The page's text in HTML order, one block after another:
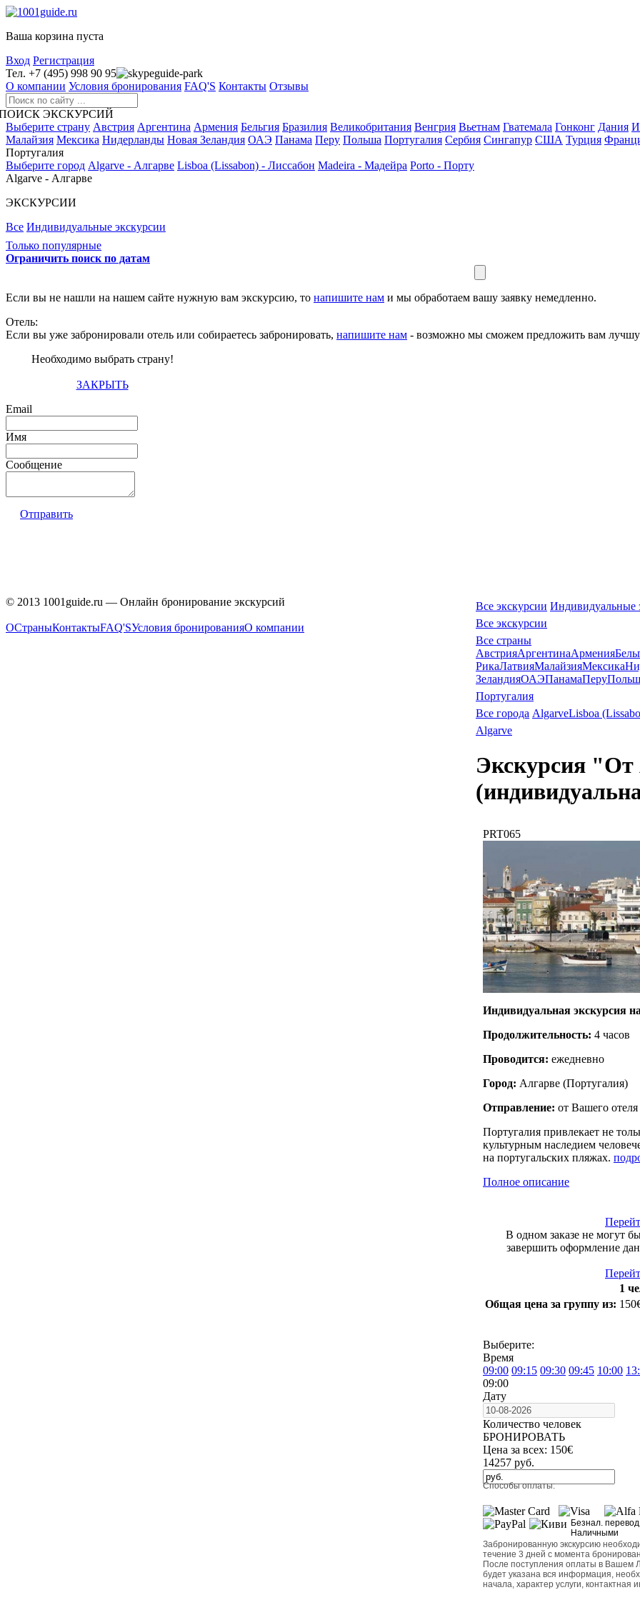
Ваша корзина пуста
Вход Регистрация
Тел. +7 (495) 998 90 95
guide-park
О компании Условия бронирования FAQ'S Контакты Отзывы
ЭКСКУРСИЙ
Выберите страну Австрия Аргентина Армения Бельгия Бразилия Великобритания Венгрия Вьетнам Гватемала Гонконг Дания
Малайзия Мексика Нидерланды Новая Зеландия ОАЭ Панама Перу Польша Португалия Сербия Сингапур США Турция
Португалия
Выберите город Algarve - Алгарве Lisboa (Lissabon) - Лиссабон Madeira - Мадейра Porto - Порту
Algarve - Алгарве
ЭКСКУРСИИ
Все Индивидуальные экскурсии
Только популярные
Ограничить поиск по датам
Если вы не нашли на нашем сайте нужную вам экскурсию, то напишите нам и мы обработаем вашу заявку немедленно.
Отель:
Если вы уже забронировали отель или собираетесь забронировать, напишите нам - возможно мы сможем предложить вам
Необходимо выбрать страну!
ЗАКРЫТЬ
Email
Имя
Сообщение
Отправить
Все экскурсии Индивидуальные
Все экскурсии
Все страны
АвстрияАргентинаАрмения
РикаЛатвияМалайзияМексика
ЗеландияОАЭПанамаПеру
Португалия
Все города AlgarveLisboa
Algarve
Экскурсия
PRT065
Индивидуальная экскурсия
Продолжительность: 4 часов
Проводится: ежедневно
Город: Алгарве (Португалия)
Отправление: от Вашего
Португалия привлекает не
культурным наследием
на португальских пляжах.
Полное описание
В одном заказе не могут
завершить оформление
1
Общая цена за группу из:
Выберите:
Время
09:00 09:15 09:30 09:45 10:00
09:00
Дату
Количество человек
БРОНИРОВАТЬ
Цена за всех: 150€
14257 руб.
Способы оплаты:
Безнал.
Наличными
Забронированную экскурсию
течение 3 дней с момента
После поступления оплаты в Вашем
будет указана вся информация,
начала, характер услуги,
© 2013 1001guide.ru — Онлайн бронирование экскурсий
ОСтраныКонтактыFAQ'SУсловия бронированияО компании